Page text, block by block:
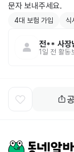
문자 보내주세요.
4대 보험 가입 식
전** 사장
1일 전 활동